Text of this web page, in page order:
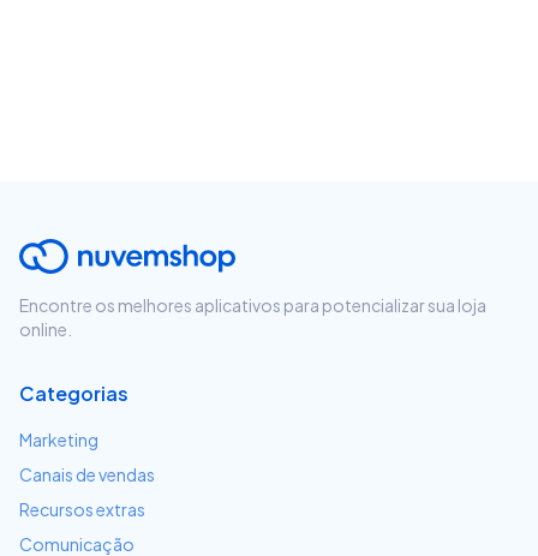
Encontre os melhores aplicativos para potencializar sua loja
online.
Categorias
Marketing
Canais de vendas
Recursos extras
Comunicação